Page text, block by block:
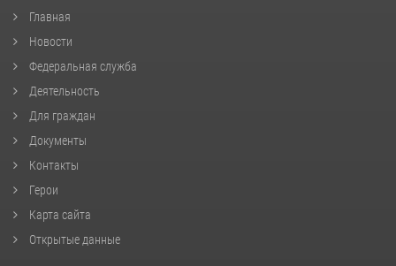
Главная
Новости
Федеральная служба
Деятельность
Для граждан
Документы
Контакты
Герои
Карта сайта
Открытые данные